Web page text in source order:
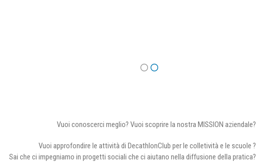
Vuoi conoscerci meglio? Vuoi scoprire la nostra MISSION aziendale?
Vuoi approfondire le attività di DecathlonClub per le colletività e le scuole ?
Sai che ci impegniamo in progetti sociali che ci aiutano nella diffusione della pratica?